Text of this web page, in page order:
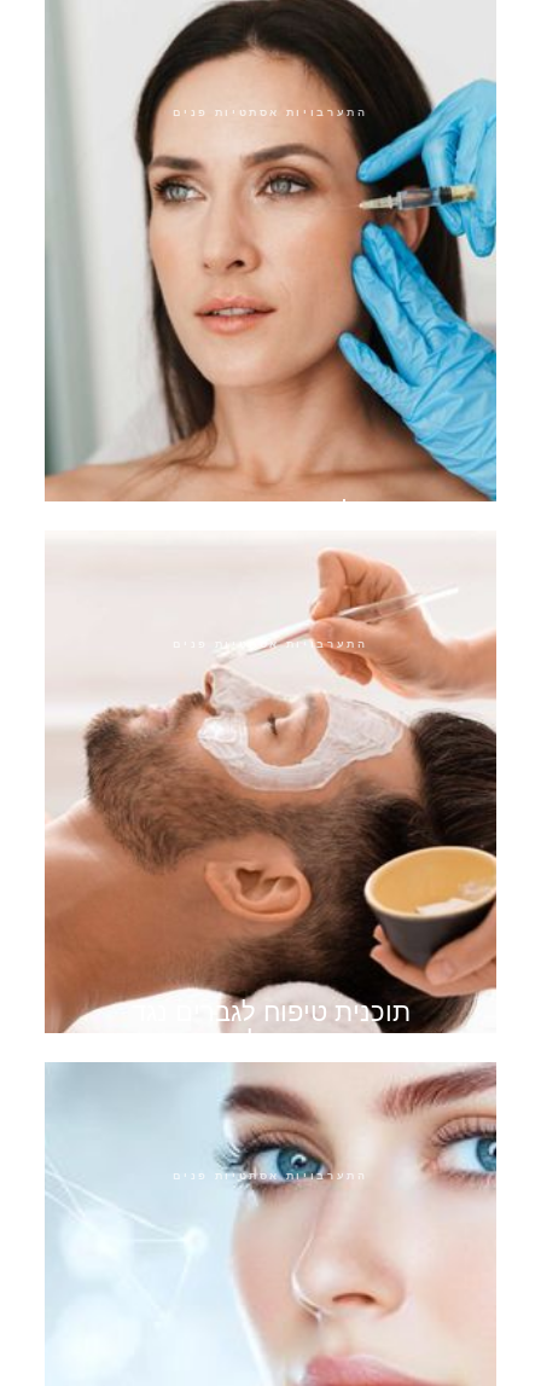
הטיפולים הנוספים שלנו
התערבויות אסתטיות פנים
ריג'וראן סקין בוסטר
התערבויות אסתטיות פנים
תוכנית טיפוח לגברים נגד
הזדקנות לגברים
התערבויות אסתטיות פנים